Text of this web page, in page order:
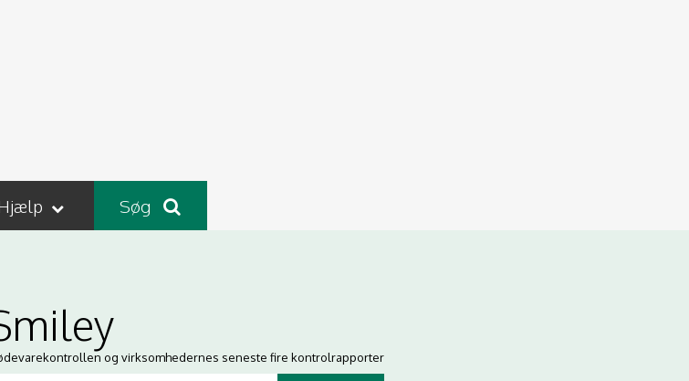
Søg
og virksomhedernes seneste fire kontrolrapporter